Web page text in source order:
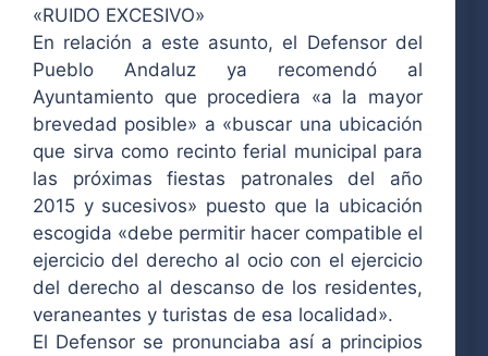
«RUIDO EXCESIVO»
En relación a este asunto, el Defensor del
Pueblo Andaluz ya recomendó al
Ayuntamiento que procediera «a la mayor
brevedad posible» a «buscar una ubicación
que sirva como recinto ferial municipal para
las próximas fiestas patronales del año
2015 y sucesivos» puesto que la ubicación
escogida «debe permitir hacer compatible el
ejercicio del derecho al ocio con el ejercicio
del derecho al descanso de los residentes,
veraneantes y turistas de esa localidad».
El Defensor se pronunciaba así a principios